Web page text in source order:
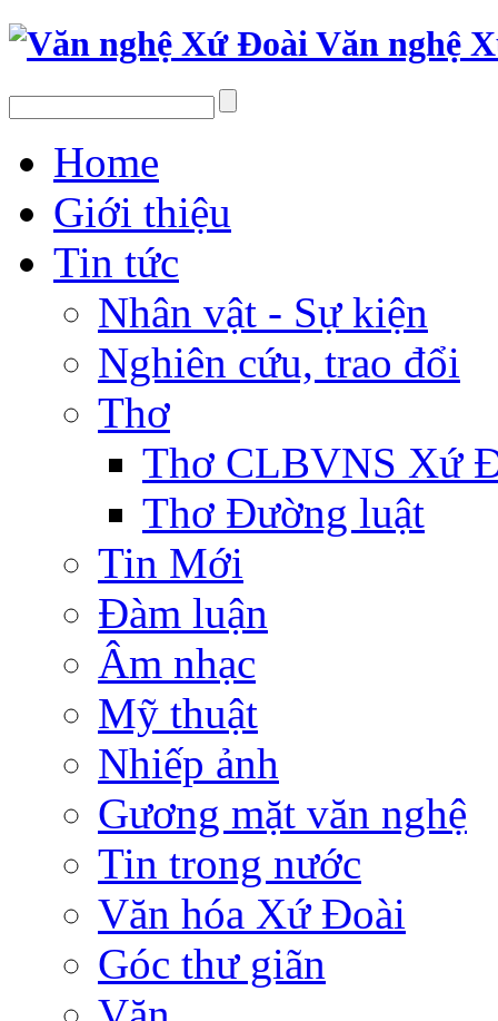
Văn nghệ
Home
Giới thiệu
Tin tức
Nhân vật - Sự kiện
Nghiên cứu, trao đổi
Thơ
Thơ CLBVNS Xứ
Thơ Đường luật
Tin Mới
Đàm luận
Âm nhạc
Mỹ thuật
Nhiếp ảnh
Gương mặt văn nghệ
Tin trong nước
Văn hóa Xứ Đoài
Góc thư giãn